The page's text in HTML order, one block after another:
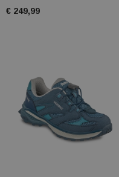
€ 249,99